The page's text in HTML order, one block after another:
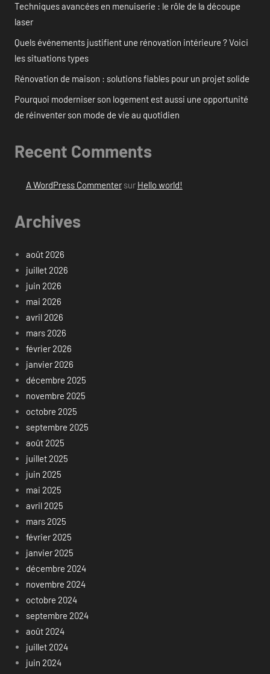
Techniques avancées en menuiserie : le rôle de la découpe
laser
Quels événements justifient une rénovation intérieure ? Voici
les situations types
Rénovation de maison : solutions fiables pour un projet solide
Pourquoi moderniser son logement est aussi une opportunité
de réinventer son mode de vie au quotidien
Recent Comments
A WordPress Commentersur Hello world!
Archives
août 2026
juillet 2026
juin 2026
mai 2026
avril 2026
mars 2026
février 2026
janvier 2026
décembre 2025
novembre 2025
octobre 2025
septembre 2025
août 2025
juillet 2025
juin 2025
mai 2025
avril 2025
mars 2025
février 2025
janvier 2025
décembre 2024
novembre 2024
octobre 2024
septembre 2024
août 2024
juillet 2024
juin 2024